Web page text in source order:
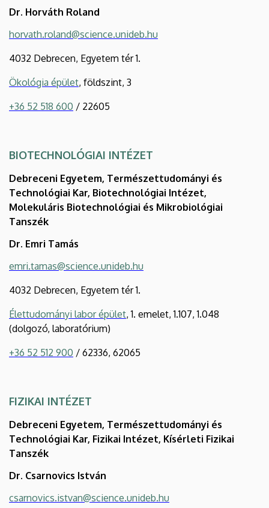
Dr. Horváth Roland
horvath.roland@science.unideb.hu
4032 Debrecen, Egyetem tér 1.
Ökológia épület, földszint, 3
+36 52 518 600 / 22605
BIOTECHNOLÓGIAI INTÉZET
Debreceni Egyetem, Természettudományi és
Technológiai Kar, Biotechnológiai Intézet,
Molekuláris Biotechnológiai és Mikrobiológiai
Tanszék
Dr. Emri Tamás
emri.tamas@science.unideb.hu
4032 Debrecen, Egyetem tér 1.
Élettudományi labor épület, 1. emelet, 1.107, 1.048
(dolgozó, laboratórium)
+36 52 512 900 / 62336, 62065
FIZIKAI INTÉZET
Debreceni Egyetem, Természettudományi és
Technológiai Kar, Fizikai Intézet, Kísérleti Fizikai
Tanszék
Dr. Csarnovics István
csarnovics.istvan@science.unideb.hu